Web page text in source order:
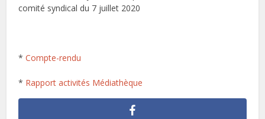
comité syndical du 7 juillet 2020
*Compte-rendu
* Rapport activités Médiathèque